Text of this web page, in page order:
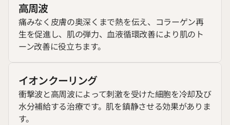
高周波
痛みなく皮膚の奥深くまで熱を伝え、コラーゲン再
生を促進し、肌の弾力、血液循環改善により肌のト
ーン改善に役立ちます。
イオンクーリング
衝撃波と高周波によって刺激を受けた細胞を冷却及び
水分補給する治療です。肌を鎮静させる効果がありま
す。